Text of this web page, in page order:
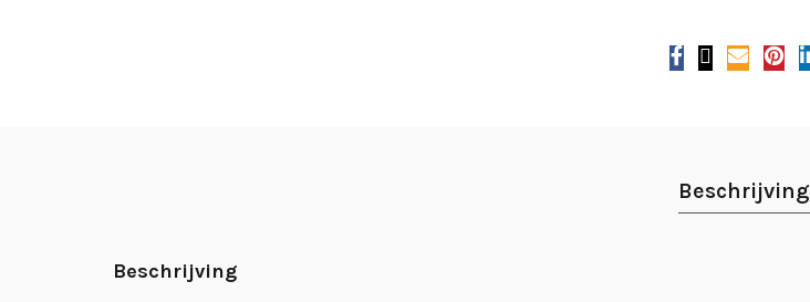
Beschrijving
Beschrijving